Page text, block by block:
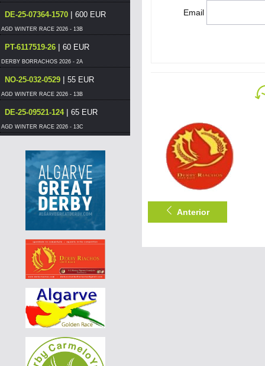
DE-25-07364-1570 | 600 EUR
AGD WINTER RACE 2026 - 13B
PT-6117519-26 | 60 EUR
DERBY BORRACHOS 2026 - 2A
NO-25-032-0529 | 55 EUR
AGD WINTER RACE 2026 - 13B
DE-25-09521-124| 65 EUR
AGD WINTER RACE 2026 - 13C
AGD WINTER RACE 2026 - 13B
DE-25-07744-749|85 EUR
AGD WINTER RACE 2026 - 13A
DE-25-01367-1944|500 EUR
AGD WINTER RACE 2026 - 13A
DE-25-01367-1944|480 EUR
AGD WINTER RACE 2026 - 13A
DE-25-01367-1944|460 EUR
AGD WINTER RACE 2026 - 13A
DE-25-01111-538|75 EUR
AGD WINTER RACE 2026 - 13A
DE-25-01111-538|70 EUR
AGD WINTER RACE 2026 - 13A
Email
Anterior